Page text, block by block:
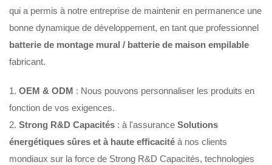
qui a permis à notre entreprise de maintenir en permanence une
bonne dynamique de développement, en tant que professionnel
batterie de montage mural / batterie de maison empilable
fabricant.
1. OEM & ODM : Nous pouvons personnaliser les produits en
fonction de vos exigences.
2. Strong R&D Capacités : à l'assurance Solutions
énergétiques sûres et à haute efficacité à nos clients
mondiaux sur la force de Strong R&D Capacités, technologies